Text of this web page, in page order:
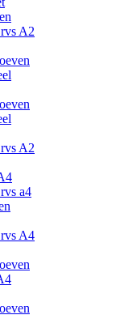
A2
A2
a4
rvs A4